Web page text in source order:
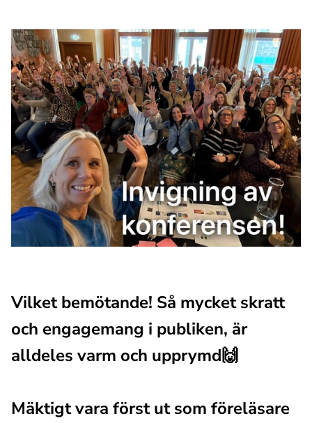
Vilket bemötande! Så mycket skratt
och engagemang i publiken, är
alldeles varm och upprymd🙌
Mäktigt vara först ut som föreläsare